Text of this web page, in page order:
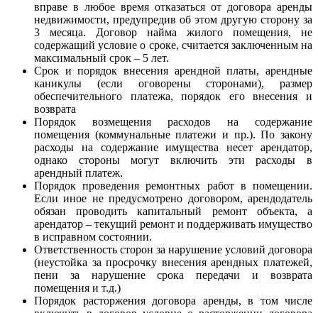
вправе в любое время отказаться от договора аренды
недвижимости, предупредив об этом другую сторону за
3 месяца. Договор найма жилого помещения, не
содержащий условие о сроке, считается заключенным на
максимальный срок – 5 лет.
Срок и порядок внесения арендной платы, арендные
каникулы (если оговорены сторонами), размер
обеспечительного платежа, порядок его внесения и
возврата
Порядок возмещения расходов на содержание
помещения (коммунальные платежи и пр.). По закону
расходы на содержание имущества несет арендатор,
однако стороны могут включить эти расходы в
арендный платеж.
Порядок проведения ремонтных работ в помещении.
Если иное не предусмотрено договором, арендодатель
обязан проводить капитальный ремонт объекта, а
арендатор – текущий ремонт и поддерживать имущество
в исправном состоянии.
Ответственность сторон за нарушение условий договора
(неустойка за просрочку внесения арендных платежей,
пени за нарушение срока передачи и возврата
помещения и т.д.)
Порядок расторжения договора аренды, в том числе